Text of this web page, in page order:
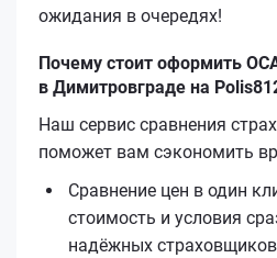
ожидания в очередях!
Почему стоит оформить
в Димитровграде на
Наш сервис сравнения
поможет вам сэкономить
Сравнение цен в один
стоимость и условия
надёжных